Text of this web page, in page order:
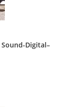
Sound-Digital–